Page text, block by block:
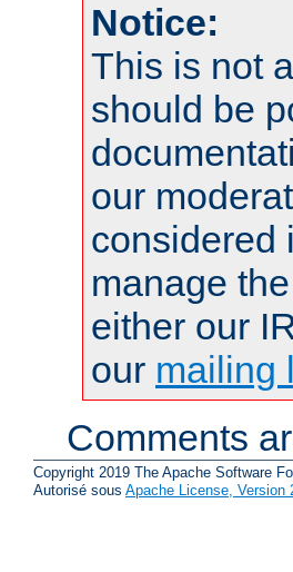
Notice:
This is not
should be
our
considered
manage
either our
our mailing
Comments
Copyright 2019 The Apache Software
Autorisé sous Apache License, Version